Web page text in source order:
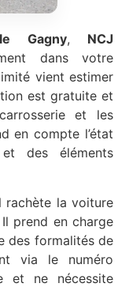
Gagny, NCJ
dans votre
vient estimer
est gratuite et
et les
en compte l’état
des éléments
rachète la voiture
prend en charge
des formalités de
via le numéro
et ne nécessite